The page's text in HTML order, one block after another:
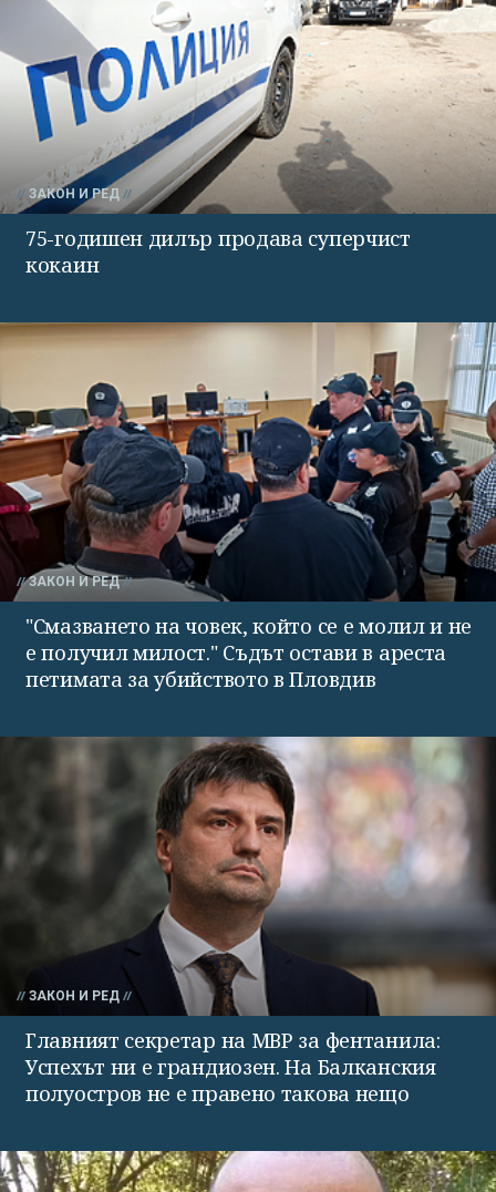
ЗАКОН И РЕД
75-годишен дилър продава суперчист
кокаин
ЗАКОН И РЕД
"Смазването на човек, който се е молил и не
е получил милост." Съдът остави в ареста
петимата за убийството в Пловдив
ЗАКОН И РЕД
Главният секретар на МВР за фентанила:
Успехът ни е грандиозен. На Балканския
полуостров не е правено такова нещо